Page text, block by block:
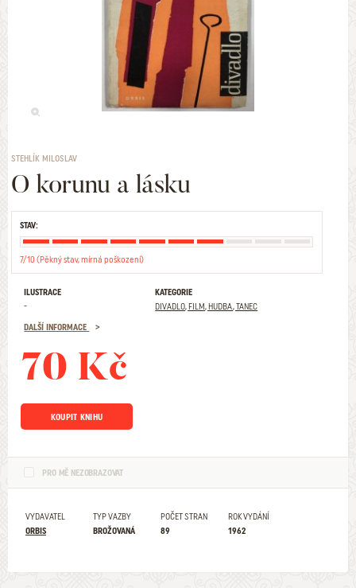
STEHLÍK MILOSLAV
O korunu a lásku
STAV:
7/10 (Pěkný stav, mírná poškození)
ILUSTRACE
-
KATEGORIE
DIVADLO, FILM, HUDBA, TANEC
DALŠÍ INFORMACE
70 Kč
KOUPIT KNIHU
PRO MĚ NEZOBRAZOVAT
VYDAVATEL
ORBIS
TYP VAZBY
BROŽOVANÁ
POČET STRAN
89
ROK VYDÁNÍ
1962